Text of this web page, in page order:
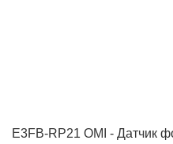
E3FB-RP21 OMI - Датчик